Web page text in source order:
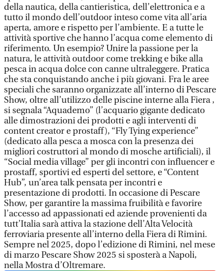
della nautica, della cantieristica, dell’elettronica e a
tutto il mondo dell’outdoor inteso come vita all’aria
aperta, amore e rispetto per l’ambiente. E a tutte le
attività sportive che hanno l’acqua come elemento di
riferimento. Un esempio? Unire la passione per la
natura, le attività outdoor come trekking e bike alla
pesca in acqua dolce con canne ultraleggere. Pratica
che sta conquistando anche i più giovani. Fra le aree
speciali che saranno organizzate all’interno di Pescare
Show, oltre all’utilizzo delle piscine interne alla Fiera ,
si segnala “Aquademo” (l’acquario gigante dedicato
alle dimostrazioni dei prodotti e agli interventi di
content creator e prostaff), “Fly Tying experience”
(dedicato alla pesca a mosca con la presenza dei
migliori costruttori al mondo di mosche artificiali), il
“Social media village” per gli incontri con influencer e
prostaff, sportivi ed esperti del settore, e “Content
Hub”, un’area talk pensata per incontri e
presentazione di prodotti. In occasione di Pescare
Show, per garantire la massima fruibilità e favorire
l’accesso ad appassionati ed aziende provenienti da
tutt’Italia sarà attiva la stazione dell’Alta Velocità
ferroviaria presente all’interno della Fiera di Rimini.
Sempre nel 2025, dopo l’edizione di Rimini, nel mese
di marzo Pescare Show 2025 si sposterà a Napoli,
nella Mostra d’Oltremare.